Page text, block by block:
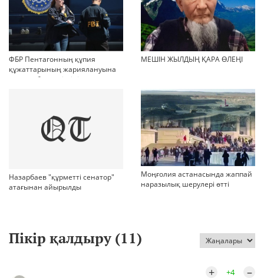
ФБР Пентагонның құпия
құжаттарының жариялануына
қатысы бар күдіктіні қамады
МЕШІН ЖЫЛДЫҢ ҚАРА ӨЛЕҢІ
Назарбаев "құрметті сенатор"
атағынан айырылды
Моңғолия астанасында жаппай
наразылық шерулері өтті
Пікір қалдыру (11)
+ +4 –